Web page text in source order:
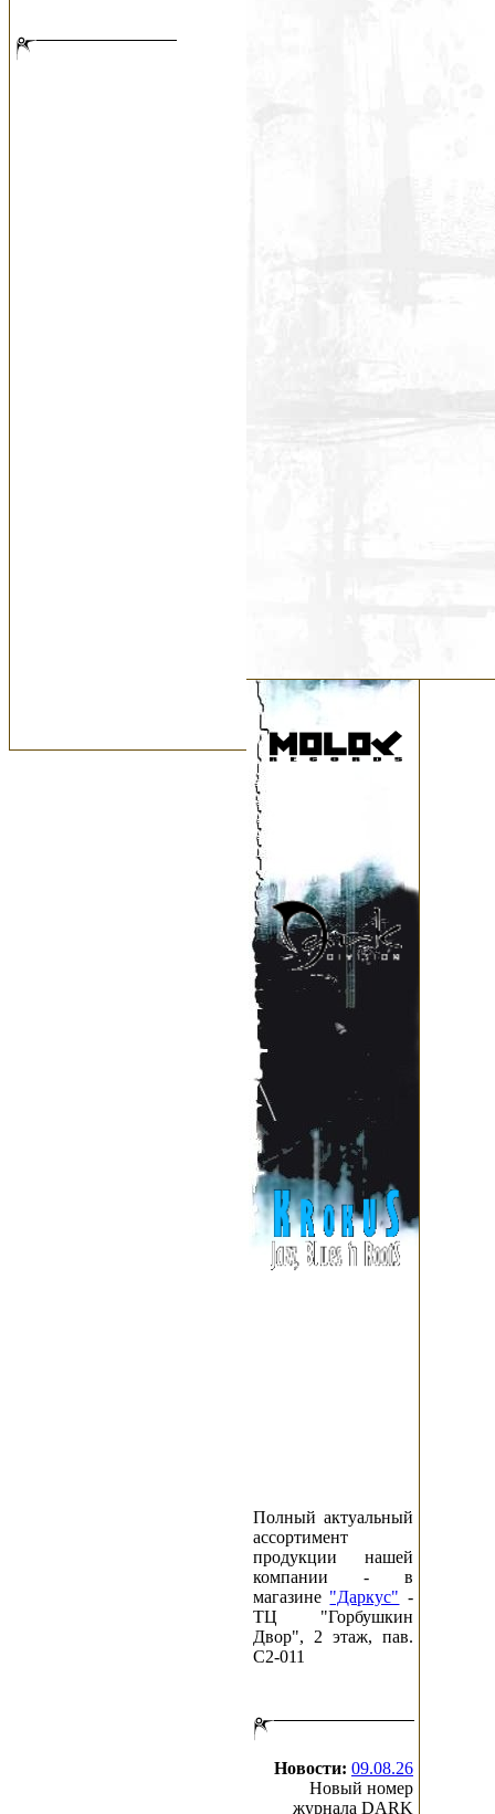
Полный актуальный
ассортимент
продукции нашей
компании - в
магазине "Даркус" -
ТЦ "Горбушкин
Двор", 2 этаж, пав.
C2-011
Новости: 09.08.26
Новый номер
журнала DARK